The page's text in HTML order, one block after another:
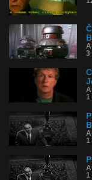
3
1
1
1